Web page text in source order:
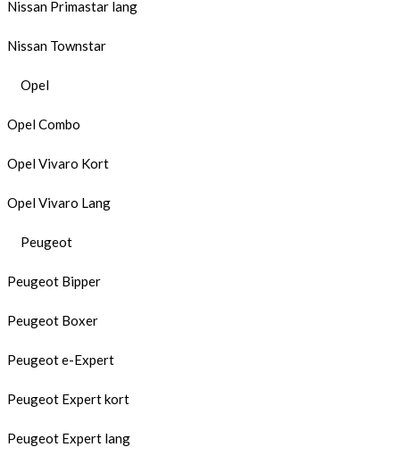
Nissan Primastar lang
Nissan Townstar
Opel
Opel Combo
Opel Vivaro Kort
Opel Vivaro Lang
Peugeot
Peugeot Bipper
Peugeot Boxer
Peugeot e-Expert
Peugeot Expert kort
Peugeot Expert lang